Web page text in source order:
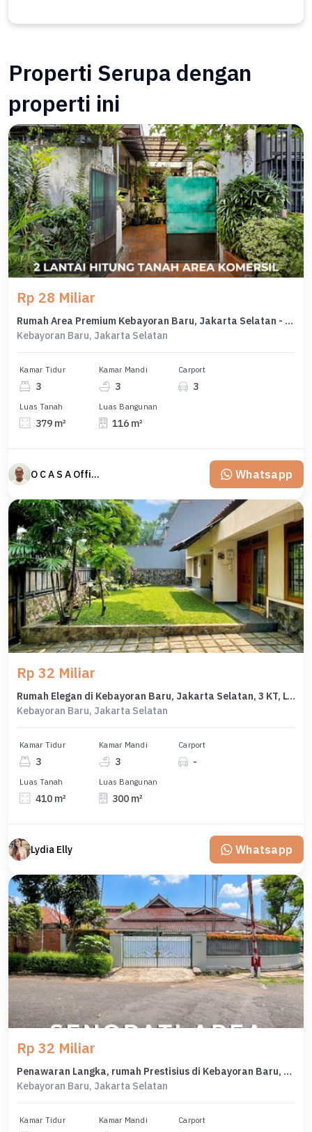
Properti Serupa dengan
properti ini
Rp 28 Miliar
Rumah Area Premium Kebayoran Baru, Jakarta Selatan - Harga Menarik 28 Miliar
Kebayoran Baru, Jakarta Selatan
Kamar Tidur
3
Kamar Mandi
3
Carport
3
Luas Tanah
379 m²
Luas Bangunan
116 m²
O C A S A Official property perfected Whatsapp
Rp 32 Miliar
Rumah Elegan di Kebayoran Baru, Jakarta Selatan, 3 KT, LT 410m²
Kebayoran Baru, Jakarta Selatan
Kamar Tidur
3
Kamar Mandi
3
Carport
-
Luas Tanah
410 m²
Luas Bangunan
300 m²
Lydia Elly Whatsapp
Rp 32 Miliar
Penawaran Langka, rumah Prestisius di Kebayoran Baru, Jakarta Selatan, LB 250m²
Kebayoran Baru, Jakarta Selatan
Kamar Tidur Kamar Mandi Carport